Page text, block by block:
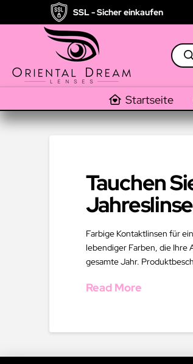
SSL - Sicher einkaufen
Startseite
Tauchen
Farbige Kontaktlinsen für
lebendiger Farben, die Ihre
gesamte Jahr.
Read More